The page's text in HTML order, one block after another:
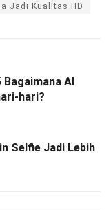
Jadi Kualitas HD
AI
hari?
Selfie Jadi Lebih